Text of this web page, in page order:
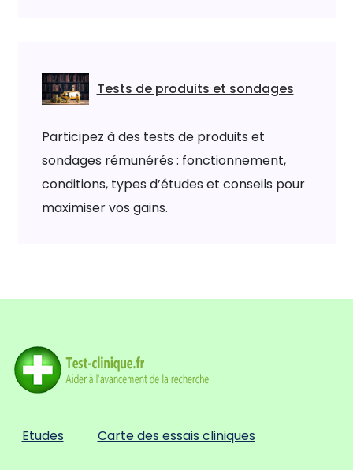
Tests de produits et sondages
Participez à des tests de produits et
sondages rémunérés : fonctionnement,
conditions, types d’études et conseils pour
maximiser vos gains.
Etudes Carte des essais cliniques